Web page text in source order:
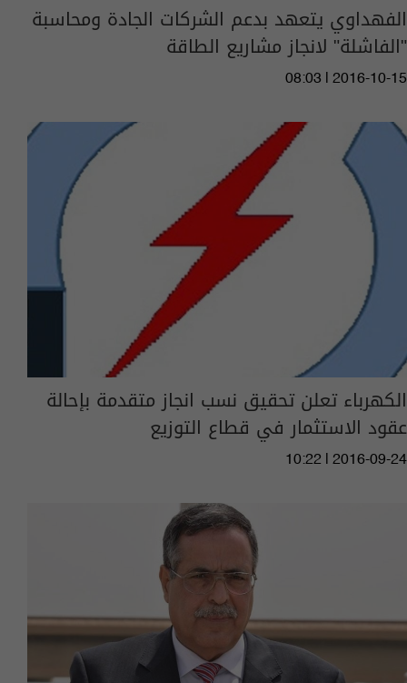
الفهداوي يتعهد بدعم الشركات الجادة ومحاسبة
"الفاشلة" لانجاز مشاريع الطاقة
08:03 | 2016-10-15
الكهرباء تعلن تحقيق نسب انجاز متقدمة بإحالة
عقود الاستثمار في قطاع التوزيع
10:22 | 2016-09-24